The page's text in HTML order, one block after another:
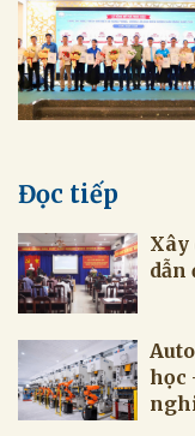
Đọc tiếp
Xây
dẫn
học